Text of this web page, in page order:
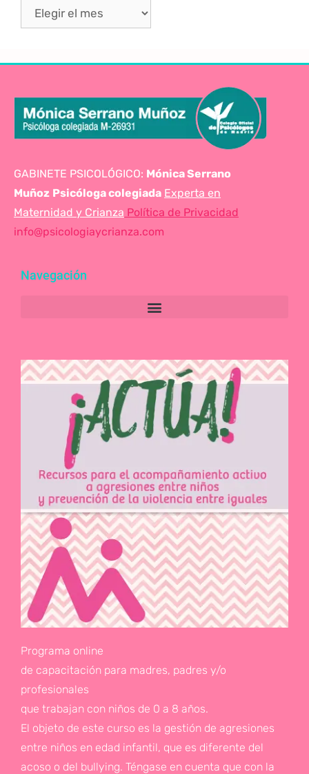
GABINETE PSICOLÓGICO: Mónica Serrano
Muñoz Psicóloga colegiada Experta en
Maternidad y Crianza Política de Privacidad
info@psicologiaycrianza.com
Navegación
Programa online
de capacitación para madres, padres y/o
profesionales
que trabajan con niños de 0 a 8 años.
El objeto de este curso es la gestión de agresiones
entre niños en edad infantil, que es diferente del
acoso o del bullying. Téngase en cuenta que con la